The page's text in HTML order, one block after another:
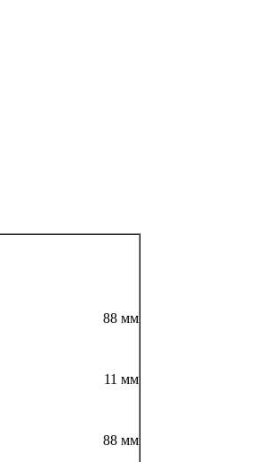
88 мм
11 мм
88 мм